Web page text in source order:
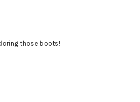
those boots!